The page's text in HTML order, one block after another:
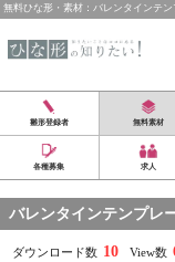
無料ひな形・素材：バレンタインテ
雛形登録者 無料素材
各種募集 求人
バレンタインテンプ
ダウンロード数 10 View数